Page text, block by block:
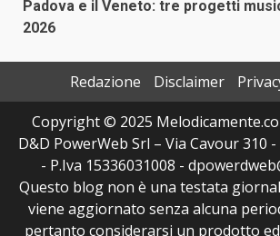
Padova e il Veneto: tre progetti
2026
Redazione Disclaimer
Copyright © 2025
D&D PowerWeb Srl – Via Cavour 310 -
- P.Iva 15336031008 -
Questo blog non è una testata
viene aggiornato senza alcuna
pertanto considerarsi un prodotto